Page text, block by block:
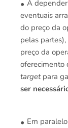
A
eventuais
do preço da
pelas partes),
preço da
oferecimento
targetpara
ser
Em